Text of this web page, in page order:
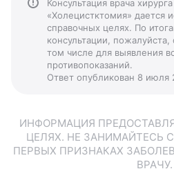
Консультация врача
«Холецистктомия» дается
справочных целях. По
консультации, пожалуйста,
том числе для выявления
противопоказаний.
Ответ опубликован 8 июля
ИНФОРМАЦИЯ
ЦЕЛЯХ. НЕ ЗАНИМАЙТЕСЬ
ПЕРВЫХ ПРИЗНАКАХ
ВРАЧУ.